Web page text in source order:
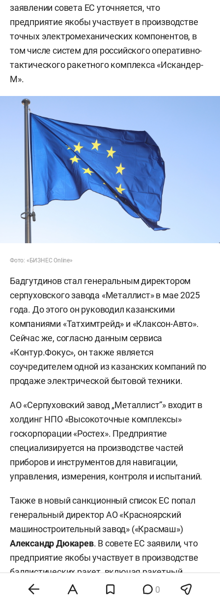
заявлении совета ЕС уточняется, что
предприятие якобы участвует в производстве
точных электромеханических компонентов, в
том числе систем для российского оперативно-
тактического ракетного комплекса «Искандер-
М».
Фото: «БИЗНЕС Online»
Бадгутдинов стал генеральным директором
серпуховского завода «Металлист» в мае 2025
года. До этого он руководил казанскими
компаниями «Татхимтрейд» и «Клаксон-Авто».
Сейчас же, согласно данным сервиса
«Контур.Фокус», он также является
соучредителем одной из казанских компаний по
продаже электрической бытовой техники.
АО «Серпуховский завод „Металлист“» входит в
холдинг НПО «Высокоточные комплексы»
госкорпорации «Ростех». Предприятие
специализируется на производстве частей
приборов и инструментов для навигации,
управления, измерения, контроля и испытаний.
Также в новый санкционный список ЕС попал
генеральный директор АО «Красноярский
машиностроительный завод» («Красмаш»)
Александр Дюкарев. В совете ЕС заявили, что
предприятие якобы участвует в производстве
баллистических ракет, включая ракетный
комплекс РС-28 «Сармат».
0